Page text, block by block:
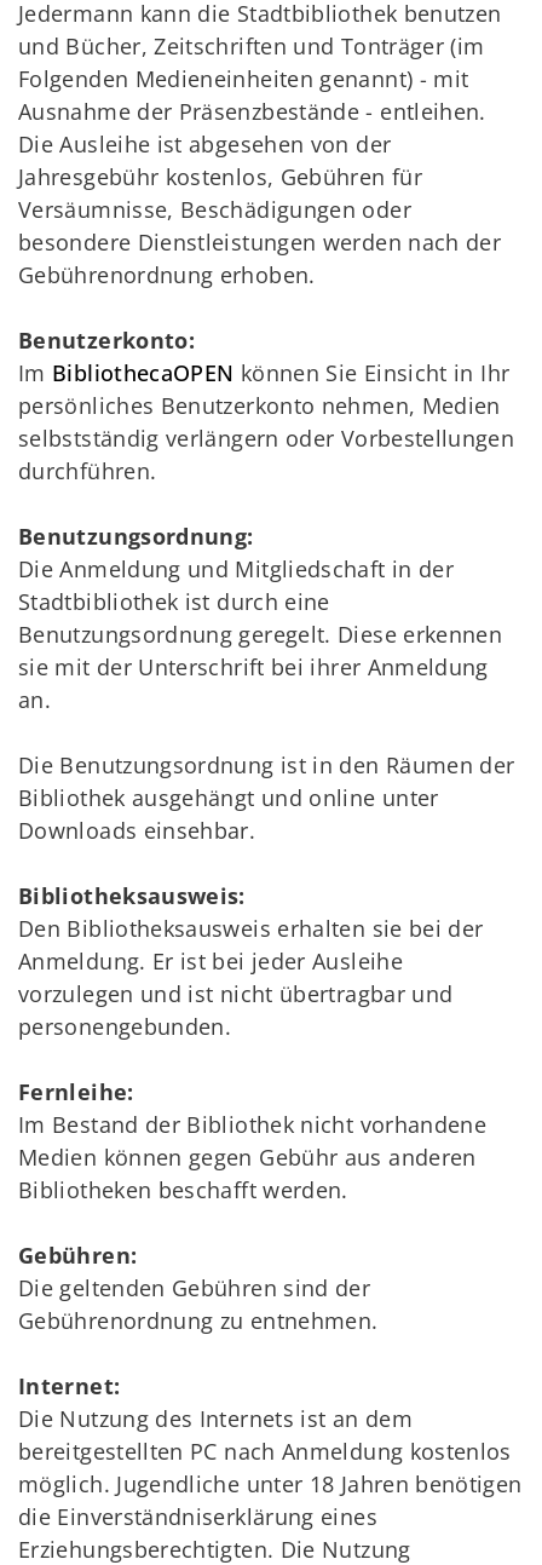
Jedermann kann die Stadtbibliothek benutzen
und Bücher, Zeitschriften und Tonträger (im
Folgenden Medieneinheiten genannt) - mit
Ausnahme der Präsenzbestände - entleihen.
Die Ausleihe ist abgesehen von der
Jahresgebühr kostenlos, Gebühren für
Versäumnisse, Beschädigungen oder
besondere Dienstleistungen werden nach der
Gebührenordnung erhoben.
Benutzerkonto:
Im BibliothecaOPEN können Sie Einsicht in Ihr
persönliches Benutzerkonto nehmen, Medien
selbstständig verlängern oder Vorbestellungen
durchführen.
Benutzungsordnung:
Die Anmeldung und Mitgliedschaft in der
Stadtbibliothek ist durch eine
Benutzungsordnung geregelt. Diese erkennen
sie mit der Unterschrift bei ihrer Anmeldung
an.
Die Benutzungsordnung ist in den Räumen der
Bibliothek ausgehängt und online unter
Downloads einsehbar.
Bibliotheksausweis:
Den Bibliotheksausweis erhalten sie bei der
Anmeldung. Er ist bei jeder Ausleihe
vorzulegen und ist nicht übertragbar und
personengebunden.
Fernleihe:
Im Bestand der Bibliothek nicht vorhandene
Medien können gegen Gebühr aus anderen
Bibliotheken beschafft werden.
Gebühren:
Die geltenden Gebühren sind der
Gebührenordnung zu entnehmen.
Internet:
Die Nutzung des Internets ist an dem
bereitgestellten PC nach Anmeldung kostenlos
möglich. Jugendliche unter 18 Jahren benötigen
die Einverständniserklärung eines
Erziehungsberechtigten. Die Nutzung